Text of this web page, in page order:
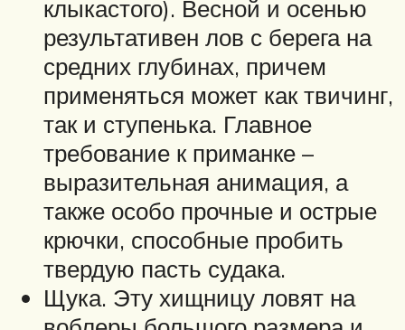
клыкастого). Весной и осенью
результативен лов с берега на
средних глубинах, причем
применяться может как твичинг,
так и ступенька. Главное
требование к приманке –
выразительная анимация, а
также особо прочные и острые
крючки, способные пробить
твердую пасть судака.
Щука. Эту хищницу ловят на